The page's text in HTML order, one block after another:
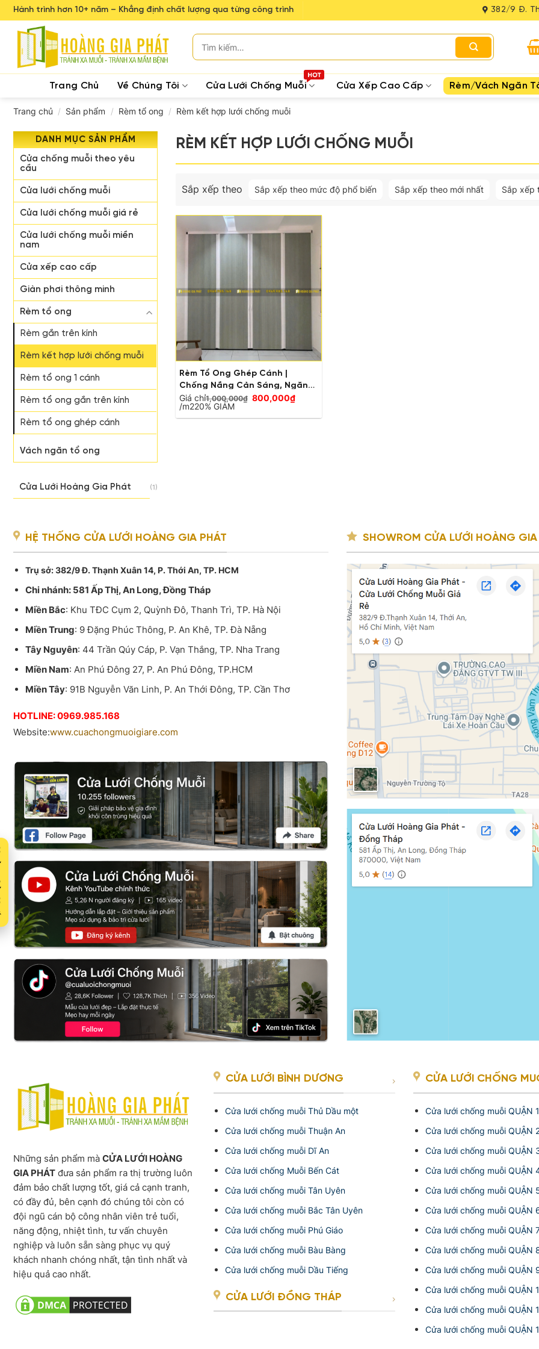
Skip
to
content
Hành trình hơn 10+ năm – Khẳng định chất lượng qua từng công trình 382/9 Đ.
kiếm:
Trang Chủ Về Chúng Tôi Cửa Lưới Chống Muỗi Cửa Xếp Cao Cấp Rèm/Vách Ngăn
Trang chủ / Sản phẩm / Rèm tổ ong / Rèm kết hợp lưới chống muỗi
DANH MỤC SẢN PHẨM
Cửa chống muỗi theo yêu
cầu
Cửa lưới chống muỗi
Cửa lưới chống muỗi giá rẻ
Cửa lưới chống muỗi miền
nam
Cửa xếp cao cấp
Giàn phơi thông minh
Rèm tổ ong
Rèm gắn trên kính
Rèm kết hợp lưới chống muỗi
Rèm tổ ong 1 cánh
Rèm tổ ong gắn trên kính
Rèm tổ ong ghép cánh
Vách ngăn tổ ong
Cửa Lưới Hoàng Gia Phát (1)
RÈM KẾT HỢP LƯỚI CHỐNG MUỖI
Sắp xếp theo Sắp xếp theo mức độ phổ biến Sắp xếp theo mới nhất Sắp xếp
Rèm Tổ Ong Ghép Cánh |
Chống Nắng Cản Sáng, Ngăn
Lạnh
Giá chỉ1,000,000₫ Giá
800,000₫
Giá
hiện
/m220% GIẢM
HỆ THỐNG CỬA LƯỚI HOÀNG GIA PHÁT
Trụ sở: 382/9 Đ. Thạnh Xuân 14, P. Thới An, TP. HCM
Chi nhánh: 581 Ấp Thị, An Long, Đồng Tháp
Miền Bắc: Khu TĐC Cụm 2, Quỳnh Đô, Thanh Trì, TP. Hà Nội
Miền Trung: 9 Đặng Phúc Thông, P. An Khê, TP. Đà Nẵng
Tây Nguyên: 44 Trần Qúy Cáp, P. Vạn Thắng, TP. Nha Trang
Miền Nam: An Phú Đông 27, P. An Phú Đông, TP.HCM
Miền Tây: 91B Nguyễn Văn Linh, P. An Thới Đông, TP. Cần Thơ
HOTLINE: 0969.985.168
Website:www.cuachongmuoigiare.com
SHOWROM CỬA LƯỚI HOÀNG GIA
Những sản phẩm mà CỬA LƯỚI HOÀNG
GIA PHÁT đưa sản phẩm ra thị trường luôn
đảm bảo chất lượng tốt, giá cả cạnh tranh,
có đầy đủ, bên cạnh đó chúng tôi còn có
đội ngũ cán bộ công nhân viên trẻ tuổi,
năng động, nhiệt tình, tư vấn chuyên
nghiệp và luôn sẵn sàng phục vụ quý
khách nhanh chóng nhất, tận tình nhất và
hiệu quả cao nhất.
CỬA LƯỚI BÌNH DƯƠNG
Cửa lưới chống muỗi Thủ Dầu một
Cửa lưới chống muỗi Thuận An
Cửa lưới chống muỗi Dĩ An
Cửa lưới chống Muỗi Bến Cát
Cửa lưới chống muỗi Tân Uyên
Cửa lưới chống muỗi Bắc Tân Uyên
Cửa lưới chống muỗi Phú Giáo
Cửa lưới chống muỗi Bàu Bàng
Cửa lưới chống muỗi Dầu Tiếng
CỬA LƯỚI ĐỒNG THÁP
CỬA LƯỚI CHỐNG
Cửa lưới chống muỗi QUẬN 1
Cửa lưới chống muỗi QUẬN
Cửa lưới chống muỗi QUẬN
Cửa lưới chống muỗi QUẬN
Cửa lưới chống muỗi QUẬN
Cửa lưới chống muỗi QUẬN
Cửa lưới chống muỗi QUẬN
Cửa lưới chống muỗi QUẬN
Cửa lưới chống muỗi QUẬN
Cửa lưới chống muỗi QUẬN
Cửa lưới chống muỗi QUẬN
Cửa lưới chống muỗi QUẬN